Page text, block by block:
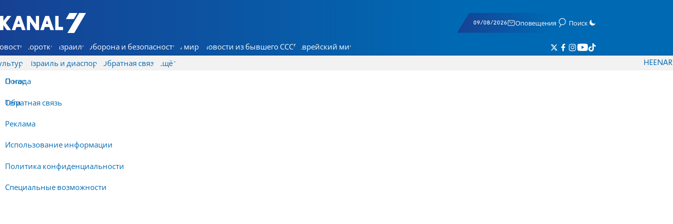
7 КАНАЛ - Аруц Шева
09/08/2026 Оповещения Поиск
Коротко Израиль Оборона и безопасность В мире Новости из бывшего СССР Еврейский мир
Израиль и диаспора Обратная связь
О нас
Обратная связь
Реклама
Использование информации
Политика конфиденциальности
Специальные возможности
Ещё
Погода
Теги
HEENAR